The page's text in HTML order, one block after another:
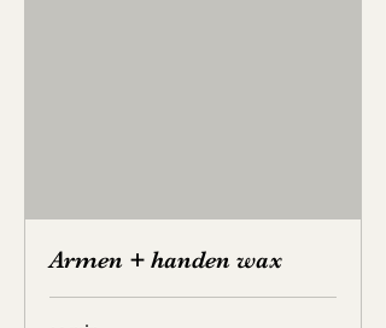
Armen + handen wax